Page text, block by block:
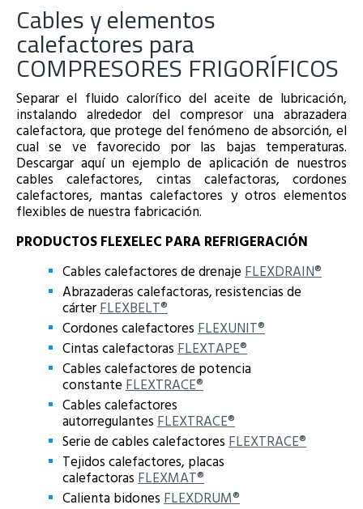
Cables y elementos
calefactores para
COMPRESORES FRIGORÍFICOS
Separar el fluido calorífico del aceite de lubricación,
instalando alrededor del compresor una abrazadera
calefactora, que protege del fenómeno de absorción, el
cual se ve favorecido por las bajas temperaturas.
Descargar aquí un ejemplo de aplicación de nuestros
cables calefactores, cintas calefactoras, cordones
calefactores, mantas calefactores y otros elementos
flexibles de nuestra fabricación.
PRODUCTOS FLEXELEC PARA REFRIGERACIÓN
Cables calefactores de drenaje FLEXDRAIN®
Abrazaderas calefactoras, resistencias de
cárter FLEXBELT®
Cordones calefactores FLEXUNIT®
Cintas calefactoras FLEXTAPE®
Cables calefactores de potencia
constante FLEXTRACE®
Cables calefactores
autorregulantes FLEXTRACE®
Serie de cables calefactores FLEXTRACE®
Tejidos calefactores, placas
calefactoras FLEXMAT®
Calienta bidones FLEXDRUM®